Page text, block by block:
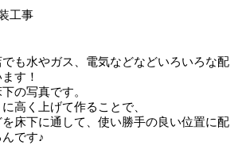
も水やガス、電気などなどいろいろな配
す！
の写真です。
高く上げて作ることで、
床下に通して、使い勝手の良い位置に配
です♪